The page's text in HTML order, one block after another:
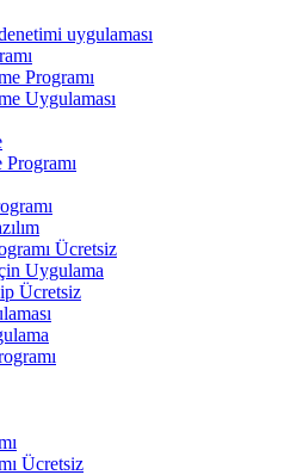
uygulaması
Programı
Uygulaması
Ücretsiz
Uygulama
Ücretsiz
Ücretsiz